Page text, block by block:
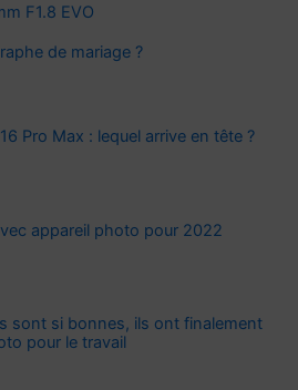
F1.8 EVO
de mariage ?
Pro Max : lequel arrive en tête ?
appareil photo pour 2022
sont si bonnes, ils ont finalement
pour le travail